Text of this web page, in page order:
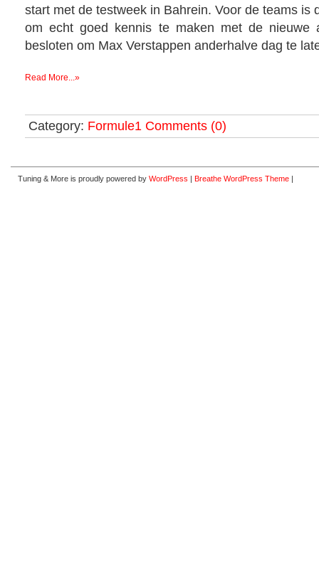
start met de testweek in Bahrein. Voor de teams is
om echt goed kennis te maken met de nieuwe
besloten om Max Verstappen anderhalve dag te
Read More...»
Category: Formule1 Comments (0)
Tuning & More is proudly powered by WordPress | Breathe WordPress Theme |